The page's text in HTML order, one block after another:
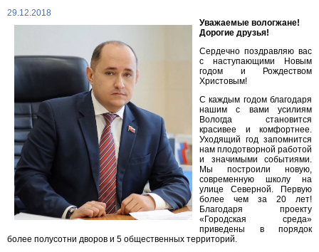
29.12.2018
Уважаемые вологжане!
Дорогие друзья!
Сердечно поздравляю вас
с наступающими Новым
годом и Рождеством
Христовым!
С каждым годом благодаря
нашим с вами усилиям
Вологда становится
красивее и комфортнее.
Уходящий год запомнится
нам плодотворной работой
и значимыми событиями.
Мы построили новую,
современную школу на
улице Северной. Первую
более чем за 20 лет!
Благодаря проекту
«Городская среда»
приведены в порядок
более полусотни дворов и 5 общественных территорий.